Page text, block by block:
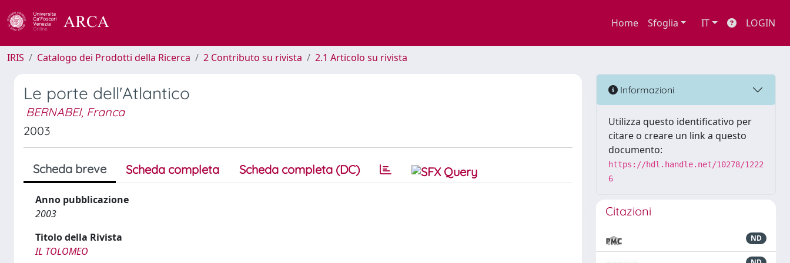
Home Sfoglia IT LOGIN
IRIS Catalogo dei Prodotti della Ricerca 2 Contributo su rivista 2.1 Articolo su rivista
Le porte dell'Atlantico
BERNABEI, Franca
2003
Scheda breve Scheda completa Scheda completa (DC)
Anno pubblicazione
2003
Titolo della Rivista
IL TOLOMEO
Informazioni
Utilizza questo identificativo per
citare o creare un link a questo
documento:
https://hdl.handle.net/10278/1222
6
Citazioni
ND